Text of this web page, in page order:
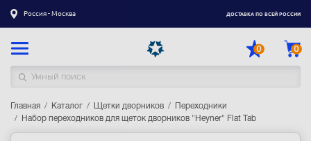
Россия - Москва ДОСТАВКА ПО ВСЕЙ РОССИИ
0 0
Каталог товаров
Главная Каталог Щетки дворников
Переходники
Набор переходников для щеток дворников "Heyner" Flat Tab